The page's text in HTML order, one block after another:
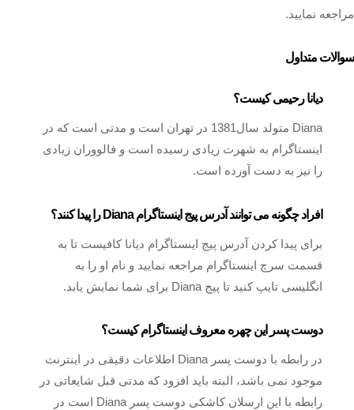
مراجعه نمایید.
سوالات متداول
دیانا رحیمی کیست؟
Diana متولد سال1381 در تهران است و مدتی است که در
اینستاگرام به شهرت زیادی رسیده است و فالووران زیادی
را نیز به دست آورده است.
افراد چگونه می توانند آدرس پیج اینستاگرام Diana را پیدا کنند؟
برای پیدا کردن آدرس پیج اینستاگرام دیانا کافیست تا به
قسمت سرچ اینستاگرام مراجعه نمایید و نام او را به
انگلیسی تایپ کنید تا پیج Diana برای شما نمایش یابد.
دوست پسر این چهره معروف اینستاگرام کیست؟
در رابطه با دوست پسر Diana اطلاعات دقیقی در اینترنت
موجود نمی باشد، البته باید افزود که مدتی قبل شایعاتی در
رابطه با این ارسلان کاشکی دوست پسر Diana است در